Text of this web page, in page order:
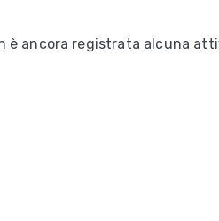
è ancora registrata alcuna